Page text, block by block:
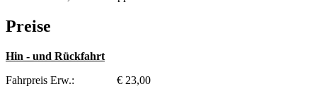
Preise
Hin - und Rückfahrt
Fahrpreis Erw.: € 23,00